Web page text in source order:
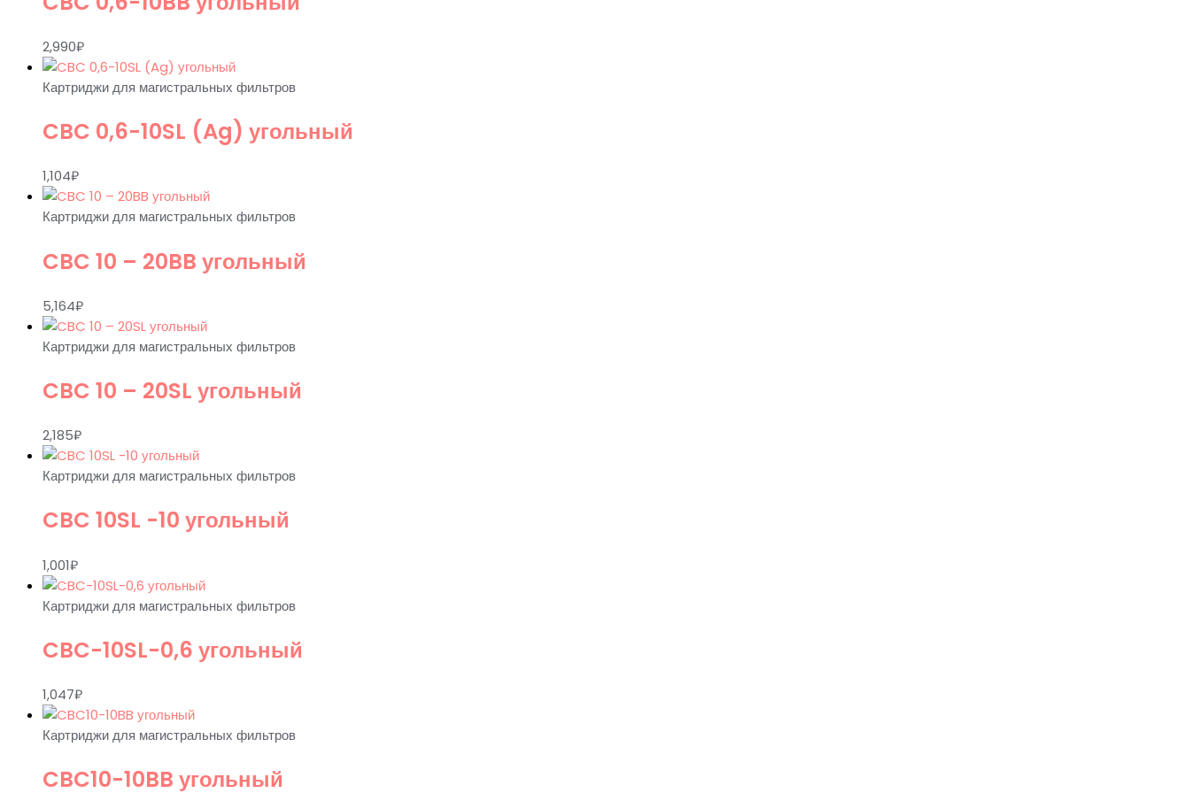
2,990₽
Картриджи для магистральных фильтров
CBC 0,6-10SL (Ag) угольный
1,104₽
Картриджи для магистральных фильтров
CBC 10 – 20BB угольный
5,164₽
Картриджи для магистральных фильтров
CBC 10 – 20SL угольный
2,185₽
Картриджи для магистральных фильтров
CBC 10SL -10 угольный
1,001₽
Картриджи для магистральных фильтров
CBC-10SL-0,6 угольный
1,047₽
Картриджи для магистральных фильтров
CBC10-10BB угольный